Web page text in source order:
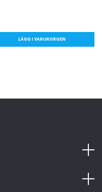
LÄGG I VARUKORGEN